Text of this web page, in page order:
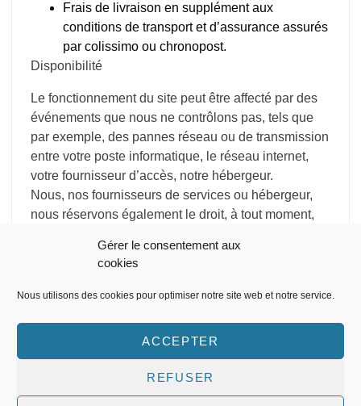
Gérer le consentement aux
cookies
Nous utilisons des cookies pour optimiser notre site web et notre service.
ACCEPTER
REFUSER
Frais de livraison en supplément aux
conditions de transport et d’assurance assurés
par colissimo ou chronopost.
Disponibilité
Le fonctionnement du site peut être affecté par des
événements que nous ne contrôlons pas, tels que
par exemple, des pannes réseau ou de transmission
entre votre poste informatique, le réseau internet,
votre fournisseur d’accès, notre hébergeur.
Nous, nos fournisseurs de services ou hébergeur,
nous réservons également le droit, à tout moment,
pour effectuer des opérations de maintenance, des
serveur qui l’héberge sans être tenus pour